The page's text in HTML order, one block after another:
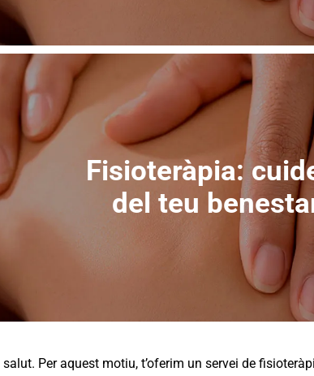
Fisioteràpia:
del teu
Per aquest motiu, t’oferim un servei de